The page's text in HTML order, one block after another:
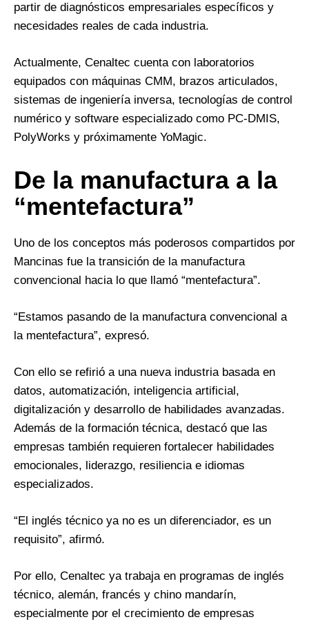
partir de diagnósticos empresariales específicos y
necesidades reales de cada industria.
Actualmente, Cenaltec cuenta con laboratorios
equipados con máquinas CMM, brazos articulados,
sistemas de ingeniería inversa, tecnologías de control
numérico y software especializado como PC-DMIS,
PolyWorks y próximamente YoMagic.
De la manufactura a la
“mentefactura”
Uno de los conceptos más poderosos compartidos por
Mancinas fue la transición de la manufactura
convencional hacia lo que llamó “mentefactura”.
“Estamos pasando de la manufactura convencional a
la mentefactura”, expresó.
Con ello se refirió a una nueva industria basada en
datos, automatización, inteligencia artificial,
digitalización y desarrollo de habilidades avanzadas.
Además de la formación técnica, destacó que las
empresas también requieren fortalecer habilidades
emocionales, liderazgo, resiliencia e idiomas
especializados.
“El inglés técnico ya no es un diferenciador, es un
requisito”, afirmó.
Por ello, Cenaltec ya trabaja en programas de inglés
técnico, alemán, francés y chino mandarín,
especialmente por el crecimiento de empresas